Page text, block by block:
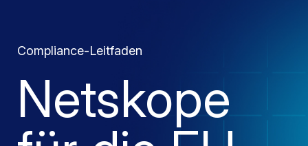
Compliance-Leitfaden
Netskope